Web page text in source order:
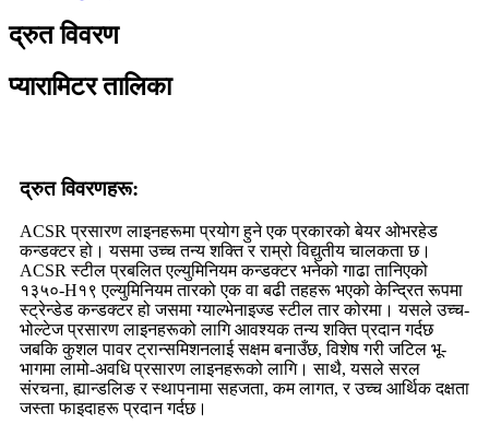
द्रुत विवरण
प्यारामिटर तालिका
द्रुत विवरणहरू:
ACSR प्रसारण लाइनहरूमा प्रयोग हुने एक प्रकारको बेयर ओभरहेड
कन्डक्टर हो। यसमा उच्च तन्य शक्ति र राम्रो विद्युतीय चालकता छ।
ACSR स्टील प्रबलित एल्युमिनियम कन्डक्टर भनेको गाढा तानिएको
१३५०-H१९ एल्युमिनियम तारको एक वा बढी तहहरू भएको केन्द्रित रूपमा
स्ट्रेन्डेड कन्डक्टर हो जसमा ग्याल्भेनाइज्ड स्टील तार कोरमा। यसले उच्च-
भोल्टेज प्रसारण लाइनहरूको लागि आवश्यक तन्य शक्ति प्रदान गर्दछ
जबकि कुशल पावर ट्रान्समिशनलाई सक्षम बनाउँछ, विशेष गरी जटिल भू-
भागमा लामो-अवधि प्रसारण लाइनहरूको लागि। साथै, यसले सरल
संरचना, ह्यान्डलिङ र स्थापनामा सहजता, कम लागत, र उच्च आर्थिक दक्षता
जस्ता फाइदाहरू प्रदान गर्दछ।